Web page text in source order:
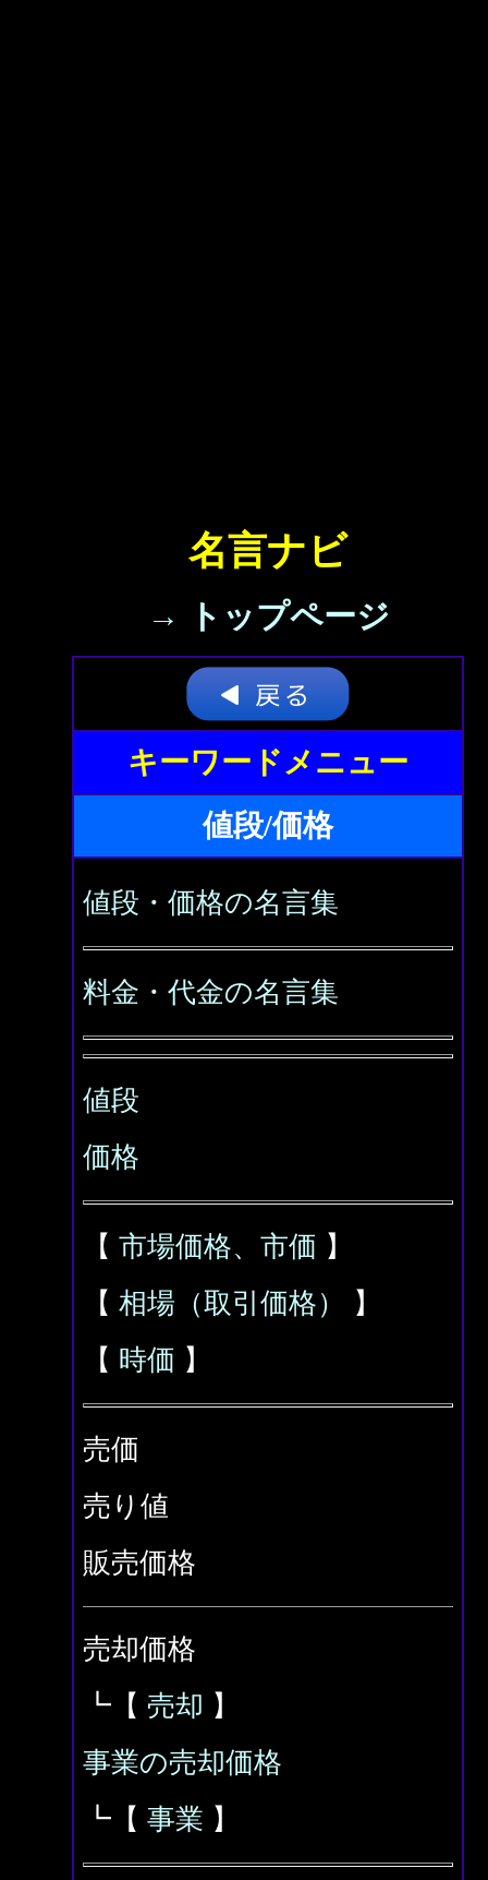
名言ナビ
→ トップページ
キーワードメニュー
値段/価格
値段・価格の名言集
料金・代金の名言集
値段
価格
【 市場価格、市価 】
【 相場（取引価格）
】
【 時価 】
売価
売り値
販売価格
売却価格
┗【 売却 】
事業の売却価格
┗【 事業 】